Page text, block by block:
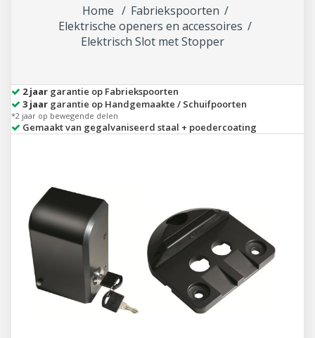
Home
Fabriekspoorten
Elektrische openers en accessoires
Elektrisch Slot met Stopper
2 jaar garantie op Fabriekspoorten
3 jaar garantie op Handgemaakte / Schuifpoorten
*2 jaar op bewegende delen
Gemaakt van gegalvaniseerd staal + poedercoating